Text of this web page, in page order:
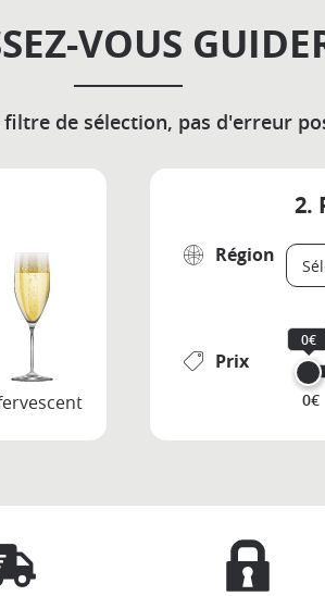
VOUS
filtre de sélection, pas d'erreur
2.
Région
Prix
0€
0€